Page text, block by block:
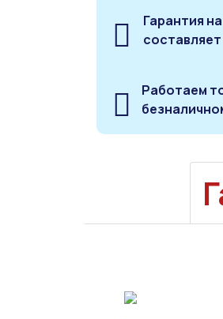
Гарантия
составляет
Работаем